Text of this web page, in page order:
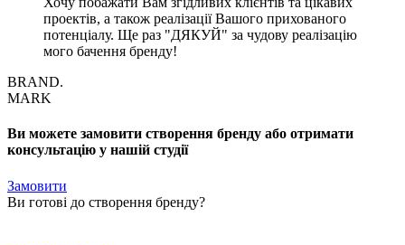
проектів, а також реалізації Вашого прихованого
потенціалу. Ще раз "ДЯКУЙ" за чудову реалізацію
мого бачення бренду!
BRAND.
MARK
Ви можете замовити створення бренду або отримати
консультацію у нашій студії
Замовити
Ви готові до створення бренду?